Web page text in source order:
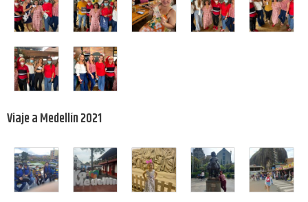
Viaje a Medellín 2021